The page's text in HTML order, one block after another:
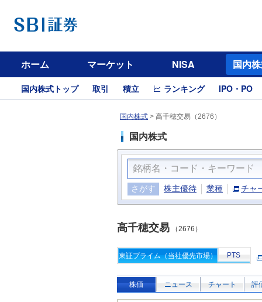
ホーム マーケット NISA 国内
国内株式トップ 取引 積立 ランキング IPO・PO
国内株式 > 高千穂交易（2676）
国内株式
さがす 株主優待 業種 チャ
高千穂交易 （2676）
東証プライム（当社優先市場） PTS
株価 ニュース チャート 評